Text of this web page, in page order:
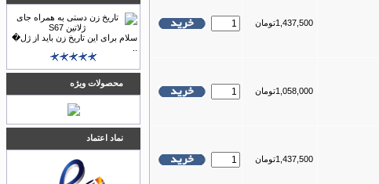
سلام برای این تاریخ زن باید از ژل�
محصولات ویژه
نماد اعتماد